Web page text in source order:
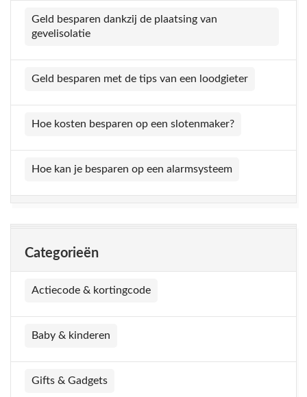
Geld besparen dankzij de plaatsing van
gevelisolatie
Geld besparen met de tips van een loodgieter
Hoe kosten besparen op een slotenmaker?
Hoe kan je besparen op een alarmsysteem
Categorieën
Actiecode & kortingcode
Baby & kinderen
Gifts & Gadgets